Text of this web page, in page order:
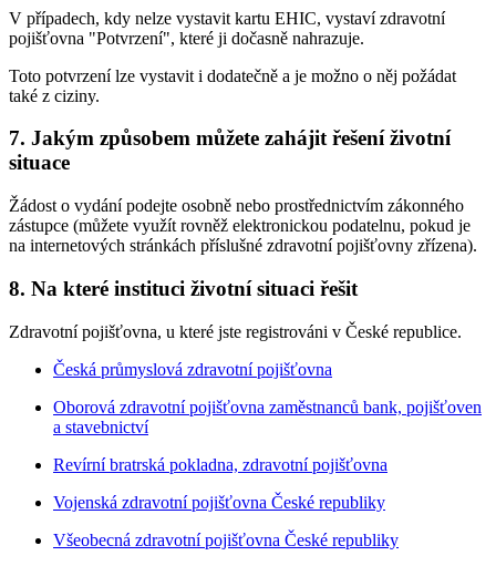
V případech, kdy nelze vystavit kartu EHIC, vystaví zdravotní
pojišťovna "Potvrzení", které ji dočasně nahrazuje.
Toto potvrzení lze vystavit i dodatečně a je možno o něj požádat
také z ciziny.
7. Jakým způsobem můžete zahájit řešení životní
situace
Žádost o vydání podejte osobně nebo prostřednictvím zákonného
zástupce (můžete využít rovněž elektronickou podatelnu, pokud je
na internetových stránkách příslušné zdravotní pojišťovny zřízena).
8. Na které instituci životní situaci řešit
Zdravotní pojišťovna, u které jste registrováni v České republice.
Česká průmyslová zdravotní pojišťovna
Oborová zdravotní pojišťovna zaměstnanců bank, pojišťoven
a stavebnictví
Revírní bratrská pokladna, zdravotní pojišťovna
Vojenská zdravotní pojišťovna České republiky
Všeobecná zdravotní pojišťovna České republiky